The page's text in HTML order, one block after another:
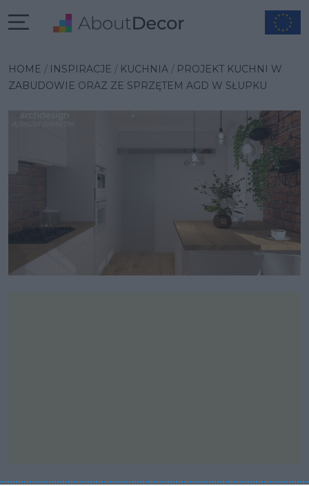
HOME INSPIRACJE KUCHNIA
PROJEKT KUCHNI W
ZABUDOWIE ORAZ ZE SPRZĘTEM AGD W SŁUPKU